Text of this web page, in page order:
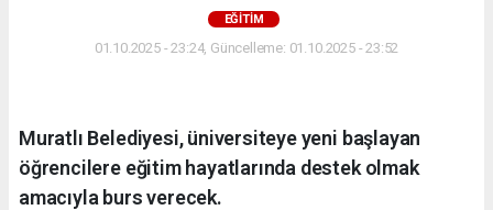
EĞITIM
01.10.2025 - 23:24, Güncelleme: 01.10.2025 - 23:52
Muratlı Belediyesi, üniversiteye yeni başlayan
öğrencilere eğitim hayatlarında destek olmak
amacıyla burs verecek.